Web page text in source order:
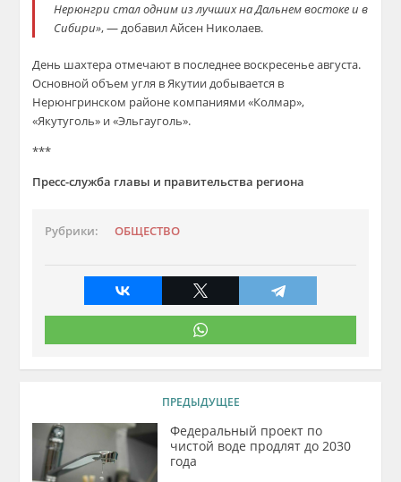
Нерюнгри стал одним из лучших на Дальнем востоке и в
Сибири», — добавил Айсен Николаев.
День шахтера отмечают в последнее воскресенье августа.
Основной объем угля в Якутии добывается в
Нерюнгринском районе компаниями «Колмар»,
«Якутуголь» и «Эльгауголь».
***
Пресс-служба главы и правительства региона
Рубрики: ОБЩЕСТВО
ПРЕДЫДУЩЕЕ
Федеральный проект по
чистой воде продлят до 2030
года